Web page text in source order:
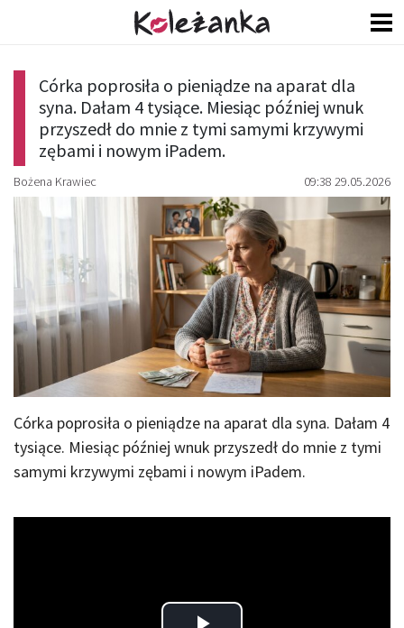
Córka poprosiła o pieniądze na aparat dla
syna. Dałam 4 tysiące. Miesiąc później wnuk
przyszedł do mnie z tymi samymi krzywymi
zębami i nowym iPadem.
Bożena Krawiec 09:38 29.05.2026
Córka poprosiła o pieniądze na aparat dla syna. Dałam 4
tysiące. Miesiąc później wnuk przyszedł do mnie z tymi
samymi krzywymi zębami i nowym iPadem.